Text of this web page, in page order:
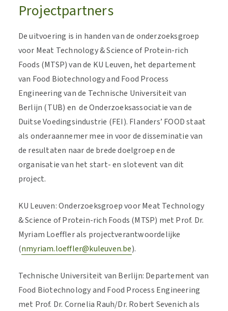
Projectpartners
De uitvoering is in handen van de onderzoeksgroep
voor Meat Technology & Science of Protein-rich
Foods (MTSP) van de KU Leuven, het departement
van Food Biotechnology and Food Process
Engineering van de Technische Universiteit van
Berlijn (TUB) en de Onderzoeksassociatie van de
Duitse Voedingsindustrie (FEI). Flanders’ FOOD staat
als onderaannemer mee in voor de disseminatie van
de resultaten naar de brede doelgroep en de
organisatie van het start- en slotevent van dit
project.
KU Leuven: Onderzoeksgroep voor Meat Technology
& Science of Protein-rich Foods (MTSP) met Prof. Dr.
Myriam Loeffler als projectverantwoordelijke
(nmyriam.loeffler@kuleuven.be).
Technische Universiteit van Berlijn: Departement van
Food Biotechnology and Food Process Engineering
met Prof. Dr. Cornelia Rauh/Dr. Robert Sevenich als